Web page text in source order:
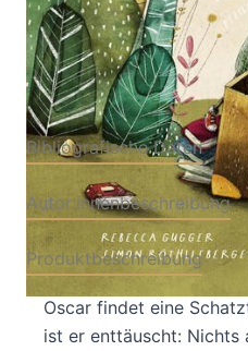
Buch
Hardcover
Bibliografische Daten
Autor:innenbeschreibung
Produktbeschreibung
Oscar findet eine
ist er enttäuscht: Nichts